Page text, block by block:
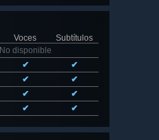
Voces
Subtítulos
No disponible
✔
✔
✔
✔
✔
✔
✔ ✔